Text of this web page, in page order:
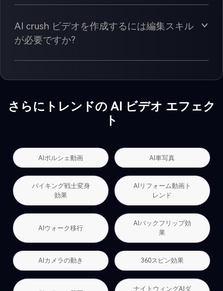
AI crush ビデオを作成するには編集スキル
が必要ですか?
さらにトレンドの AI ビデオ エフェク
ト
AIポルシェ動画 AI車写真
バイキング戦士変身
効果
AIリフォーム動画ト
レンド
AIウォーク移行
AIバックフリップ効
果
AIカメラの動き 360スピン効果
ナイトウィングAIダ